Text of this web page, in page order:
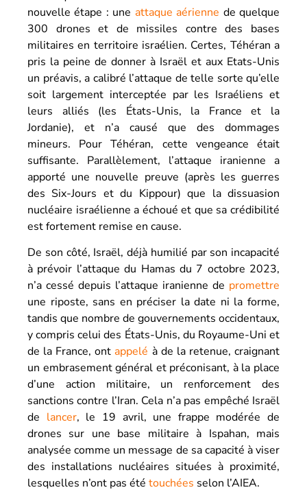
nouvelle étape : une attaque aérienne de quelque
300 drones et de missiles contre des bases
militaires en territoire israélien. Certes, Téhéran a
pris la peine de donner à Israël et aux Etats-Unis
un préavis, a calibré l’attaque de telle sorte qu’elle
soit largement interceptée par les Israéliens et
leurs alliés (les États-Unis, la France et la
Jordanie), et n’a causé que des dommages
mineurs. Pour Téhéran, cette vengeance était
suffisante. Parallèlement, l’attaque iranienne a
apporté une nouvelle preuve (après les guerres
des Six-Jours et du Kippour) que la dissuasion
nucléaire israélienne a échoué et que sa crédibilité
est fortement remise en cause.
De son côté, Israël, déjà humilié par son incapacité
à prévoir l’attaque du Hamas du 7 octobre 2023,
n’a cessé depuis l’attaque iranienne de promettre
une riposte, sans en préciser la date ni la forme,
tandis que nombre de gouvernements occidentaux,
y compris celui des États-Unis, du Royaume-Uni et
de la France, ontappelé à de la retenue, craignant
un embrasement général et préconisant, à la place
d’une action militaire, un renforcement des
sanctions contre l’Iran. Cela n’a pas empêché Israël
de lancer, le 19 avril, une frappe modérée de
drones sur une base militaire à Ispahan, mais
analysée comme un message de sa capacité à viser
des installations nucléaires situées à proximité,
lesquelles n’ont pas été touchées selon l’AIEA.